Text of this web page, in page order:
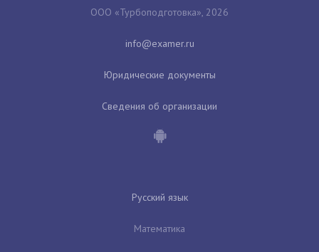
ООО «Турбоподготовка», 2026
Юридические документы
Сведения об организации
Русский язык
Математика